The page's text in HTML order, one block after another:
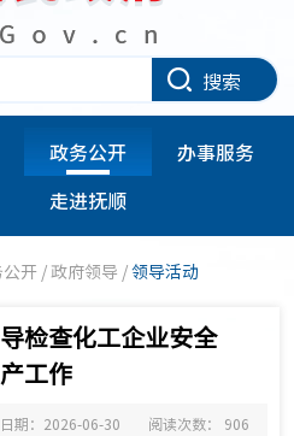
搜索
政务公开
办事服务
走进抚顺
开 /政府领导 /领导活动
检查化工企业安全
工作
期：2026-06-30 阅读次数： 906